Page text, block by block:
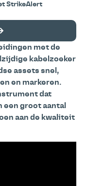
met de
kabelzoeker
assets snel,
en markeren.
dat
groot aantal
aan de kwaliteit
StrikeAlert